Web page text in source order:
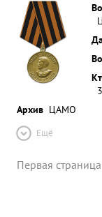
Архив ЦАМО
Ещё
Первая